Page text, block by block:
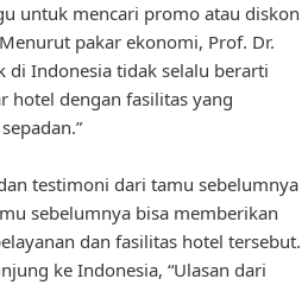
untuk mencari promo atau diskon
pakar ekonomi, Prof. Dr.
di Indonesia tidak selalu berarti
hotel dengan fasilitas yang
testimoni dari tamu sebelumnya
sebelumnya bisa memberikan
dan fasilitas hotel tersebut.
ke Indonesia, “Ulasan dari